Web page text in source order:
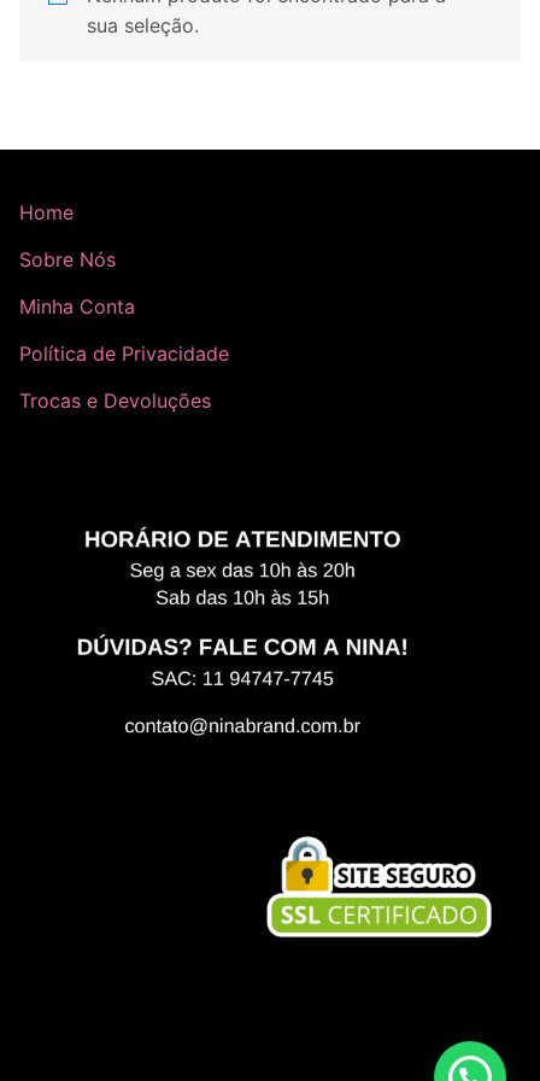
sua seleção.
Home
Sobre Nós
Minha Conta
Política de Privacidade
Trocas e Devoluções